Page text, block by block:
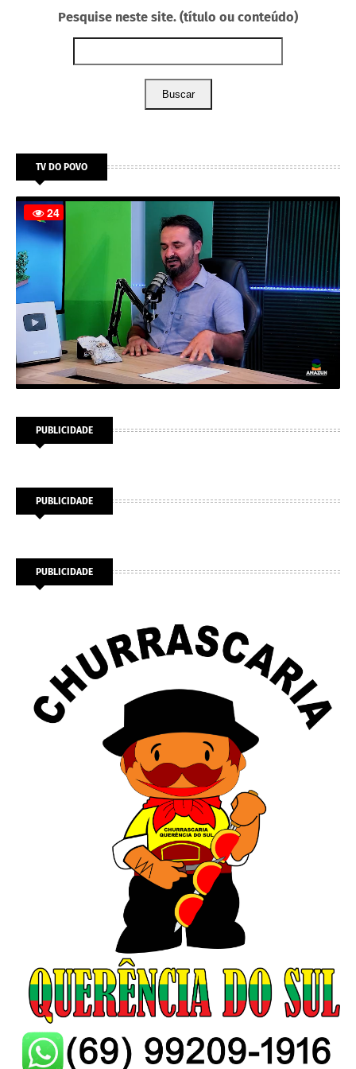
Pesquise neste site. (título ou conteúdo)
Buscar
TV DO POVO
PUBLICIDADE
PUBLICIDADE
PUBLICIDADE